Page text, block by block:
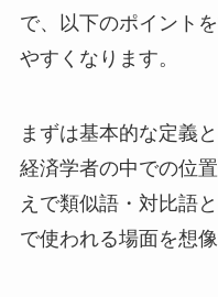
で、以下のポイント
やすくなります。
まずは基本的な定義
経済学者の中での位
えで類似語・対比語
で使われる場面を想